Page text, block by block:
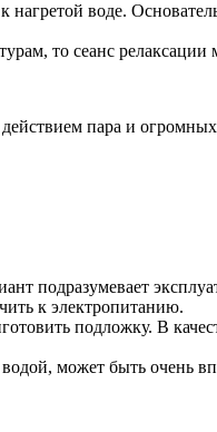
воде.
то сеанс
пара и огромных
подразумевает
к электропитанию.
подложку. В
может быть очень